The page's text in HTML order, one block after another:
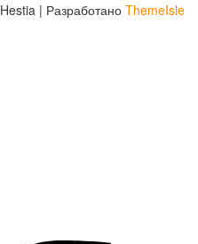
Hestia | Разработано ThemeIsle